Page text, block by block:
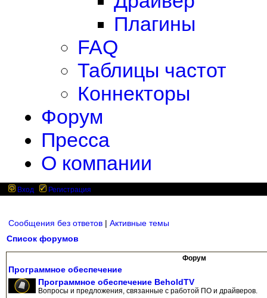
Плагины
FAQ
Таблицы частот
Коннекторы
Форум
Пресса
О компании
Вход Регистрация
Сообщения без ответов | Активные темы
Список форумов
Форум
Программное обеспечение
Программное обеспечение BeholdTV
Вопросы и предложения, связанные с работой ПО и драйверов.